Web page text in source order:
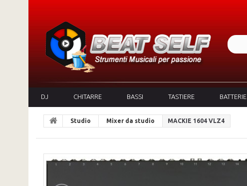
DJ CHITARRE BASSI TASTIERE BATTERIE
Studio Mixer da studio MACKIE 1604 VLZ4